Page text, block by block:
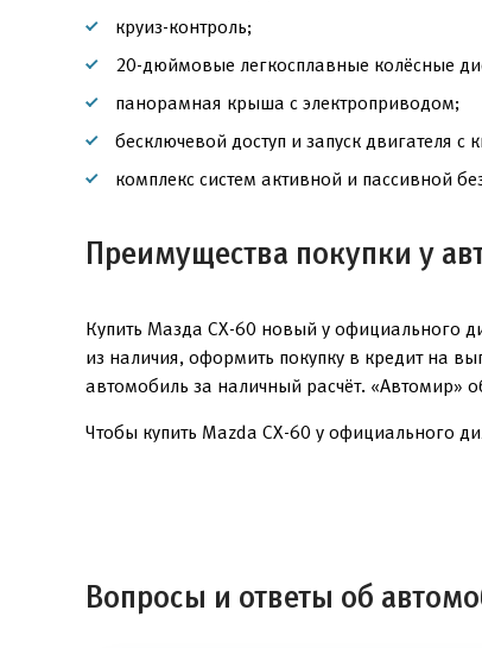
круиз-контроль;
20-дюймовые легкосплавные колёсные
панорамная крыша с электроприводом;
бесключевой доступ и запуск двигателя с
комплекс систем активной и пассивной
Преимущества покупки у
Купить Мазда СХ-60 новый у официального
из наличия, оформить покупку в кредит на
автомобиль за наличный расчёт. «Автомир»
Чтобы купить Mazda CX-60 у официального
Вопросы и ответы об